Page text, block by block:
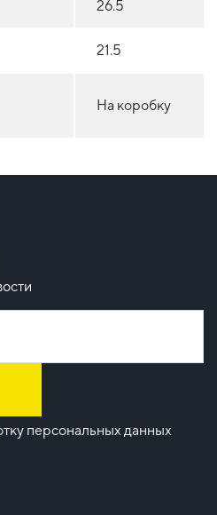
26.5
21.5
На коробку
персональных данных